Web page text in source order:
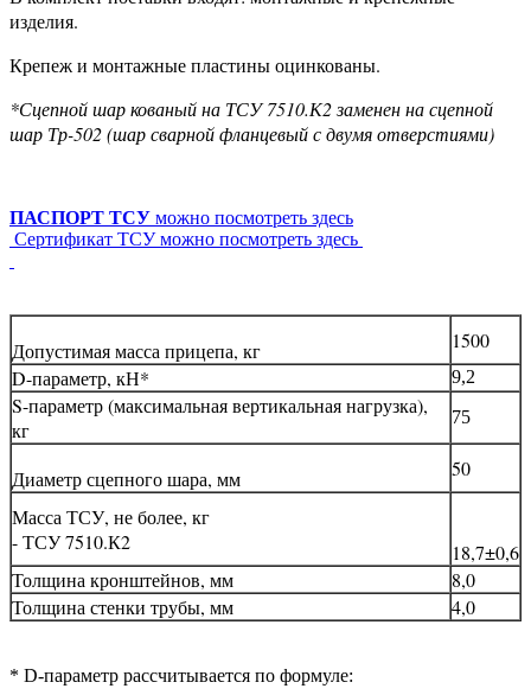
изделия.
Крепеж и монтажные пластины оцинкованы.
*Сцепной шар кованый на ТСУ 7510.К2 заменен на сцепной
шар Тр-502 (шар сварной фланцевый с двумя отверстиями)
ПАСПОРТ ТСУ можно посмотреть здесь
Сертификат ТСУ можно посмотреть здесь
Допустимая масса прицепа, кг
1500
D-параметр, кН*
9,2
S-параметр (максимальная вертикальная нагрузка),
кг
75
Диаметр сцепного шара, мм
50
Масса ТСУ, не более, кг
- ТСУ 7510.К2
18,7±0,6
Толщина кронштейнов, мм
8,0
Толщина стенки трубы, мм
4,0
* D-параметр рассчитывается по формуле: